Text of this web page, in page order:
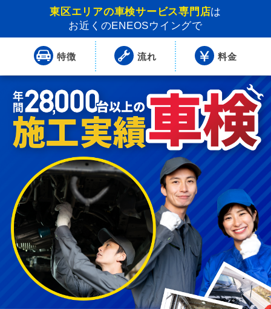
東区エリアの車検サービス専門店は
お近くのENEOSウイングで
特徴 流れ 料金